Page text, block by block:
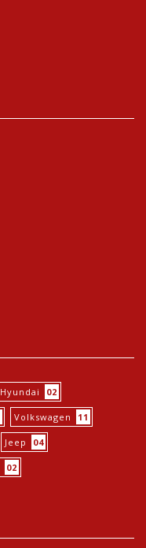
Hyundai 02
Volkswagen 11
Jeep 04
02